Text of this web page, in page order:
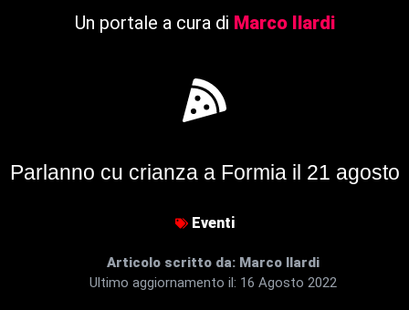
Un portale a cura di Marco Ilardi
Parlanno cu crianza a Formia il 21 agosto
Eventi
Articolo scritto da: Marco Ilardi
Ultimo aggiornamento il: 16 Agosto 2022